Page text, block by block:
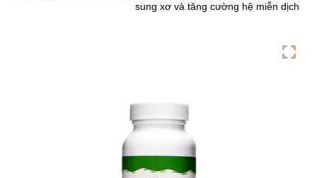
sung xơ và tăng cường hệ miễn dịch